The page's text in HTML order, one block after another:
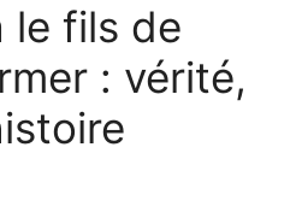
le fils de
: vérité,